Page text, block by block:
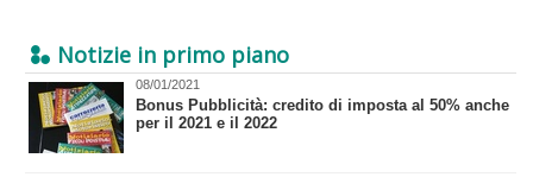
Notizie in primo piano
08/01/2021
Bonus Pubblicità: credito di imposta al 50% anche
per il 2021 e il 2022